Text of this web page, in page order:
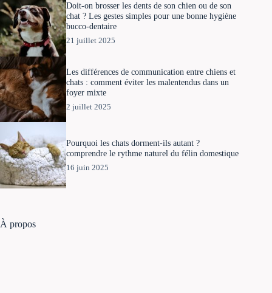
Doit-on brosser les dents de son chien ou de son
chat ? Les gestes simples pour une bonne hygiène
bucco-dentaire
21 juillet 2025
Les différences de communication entre chiens et
chats : comment éviter les malentendus dans un
foyer mixte
2 juillet 2025
Pourquoi les chats dorment-ils autant ?
comprendre le rythme naturel du félin domestique
16 juin 2025
À propos